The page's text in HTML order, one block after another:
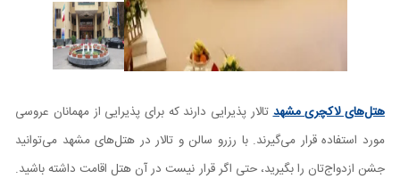
هتل‌های لاکچری مشهدتالار پذیرایی دارند که برای پذیرایی از مهمانان عروسی
مورد استفاده قرار می‌گیرند. با رزرو سالن و تالار در هتل‌های مشهد می‌توانید
جشن ازدواج‌تان را بگیرید، حتی اگر قرار نیست در آن هتل اقامت داشته باشید.